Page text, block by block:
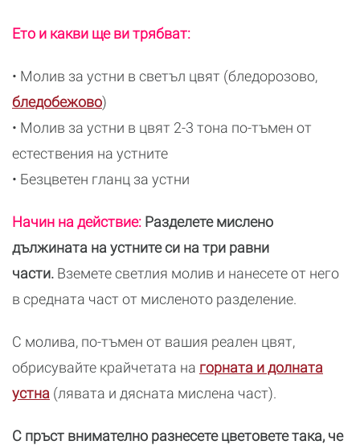
Ето и какви ще ви трябват:
• Молив за устни в светъл цвят (бледорозово,
бледобежово)
• Молив за устни в цвят 2-3 тона по-тъмен от
естествения на устните
• Безцветен гланц за устни
Начин на действие: Разделете мислено
дължината на устните си на три равни
части. Вземете светлия молив и нанесете от него
в средната част от мисленото разделение.
С молива, по-тъмен от вашия реален цвят,
обрисувайте крайчетата на горната и долната
устна (лявата и дясната мислена част).
С пръст внимателно разнесете цветовете така, че